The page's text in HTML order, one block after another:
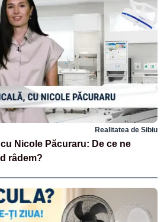
Realitatea de Sibiu
Nicole Păcuraru: De ce ne
râdem?